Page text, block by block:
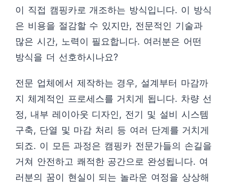
이 직접 캠핑카로 개조하는 방식입니다. 이 방식
은 비용을 절감할 수 있지만, 전문적인 기술과
많은 시간, 노력이 필요합니다. 여러분은 어떤
방식을 더 선호하시나요?
전문 업체에서 제작하는 경우, 설계부터 마감까
지 체계적인 프로세스를 거치게 됩니다. 차량 선
정, 내부 레이아웃 디자인, 전기 및 설비 시스템
구축, 단열 및 마감 처리 등 여러 단계를 거치게
되죠. 이 모든 과정은 캠핑카 전문가들의 손길을
거쳐 안전하고 쾌적한 공간으로 완성됩니다. 여
러분의 꿈이 현실이 되는 놀라운 여정을 상상해